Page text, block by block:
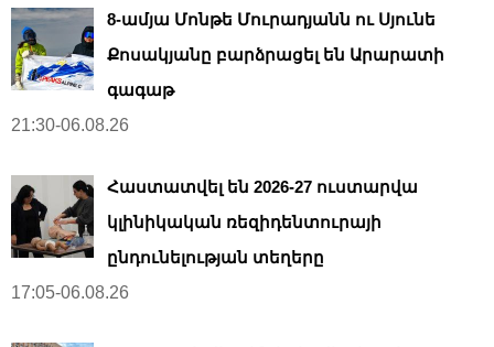
8-ամյա Մոնթե Մուրադյանն ու Սյունե
Քոսակյանը բարձրացել են Արարատի
գագաթ
21:30-06.08.26
Հաստատվել են 2026-27 ուստարվա
կլինիկական ռեզիդենտուրայի
ընդունելության տեղերը
17:05-06.08.26